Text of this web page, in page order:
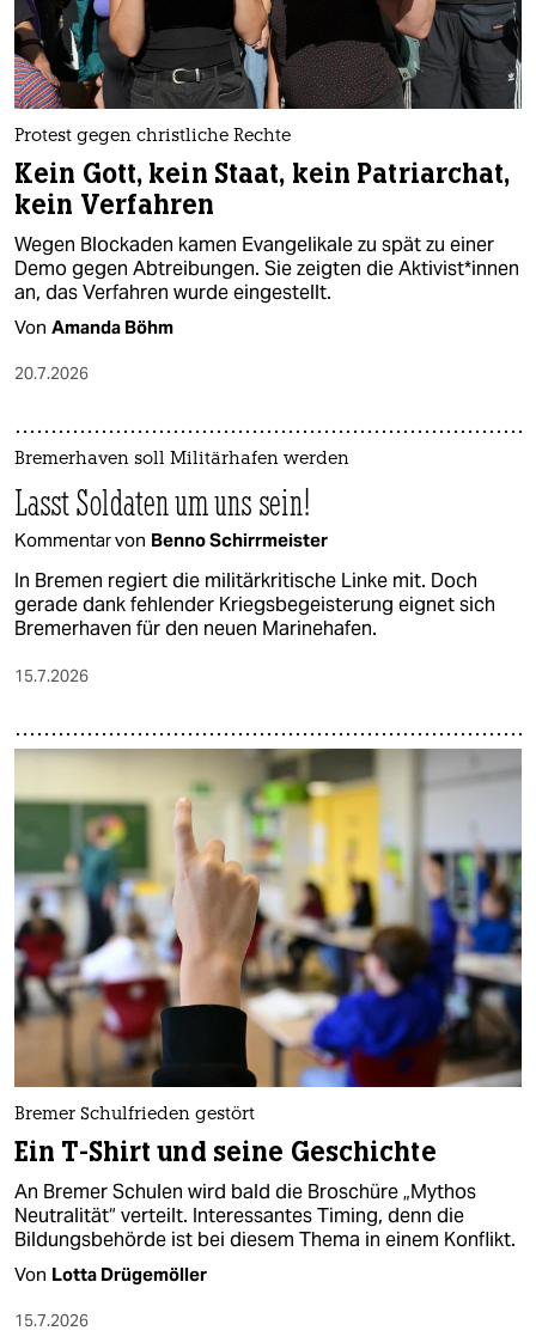
Protest gegen christliche Rechte
Kein Gott, kein Staat, kein Patriarchat,
kein Verfahren
Wegen Blockaden kamen Evangelikale zu spät zu einer
Demo gegen Abtreibungen. Sie zeigten die Ak­ti­vis­t*in­nen
an, das Verfahren wurde eingestellt.
Von Amanda Böhm
20.7.2026
Bremerhaven soll Militärhafen werden
Lasst Soldaten um uns sein!
Kommentar von Benno Schirrmeister
In Bremen regiert die militärkritische Linke mit. Doch
gerade dank fehlender Kriegsbegeisterung eignet sich
Bremerhaven für den neuen Marinehafen.
15.7.2026
Bremer Schulfrieden gestört
Ein T-Shirt und seine Geschichte
An Bremer Schulen wird bald die Broschüre „Mythos
Neutralität“ verteilt. Interessantes Timing, denn die
Bildungsbehörde ist bei diesem Thema in einem Konflikt.
Von Lotta Drügemöller
15.7.2026